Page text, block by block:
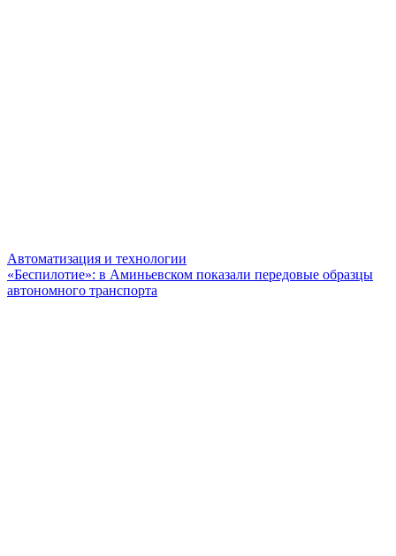
Автоматизация и технологии
«Беспилотие»: в Аминьевском показали передовые образцы
автономного транспорта